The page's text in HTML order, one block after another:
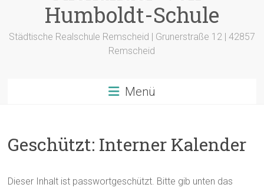
Humboldt-Schule
Städtische Realschule Remscheid | Grunerstraße 12 | 42857
Remscheid
Menü
Geschützt: Interner Kalender
Dieser Inhalt ist passwortgeschützt. Bitte gib unten das